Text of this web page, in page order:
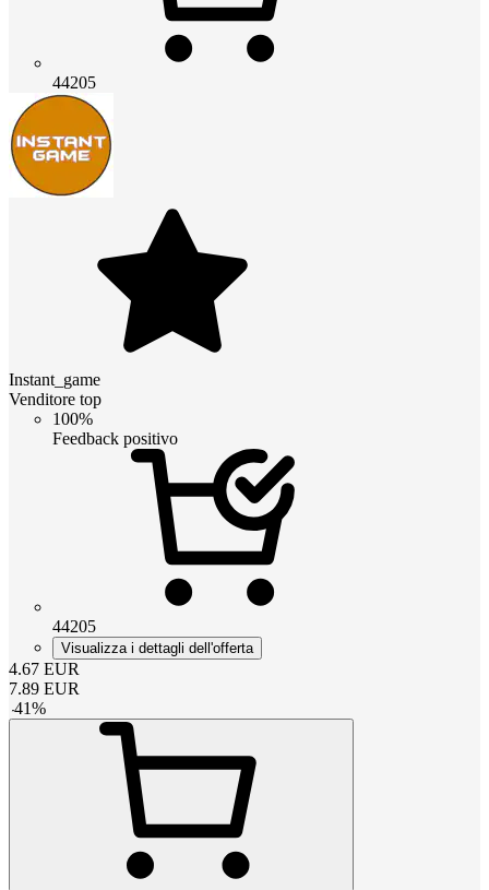
44205
Instant_game
Venditore top
100%
Feedback positivo
44205
Visualizza i dettagli dell'offerta
4.67 EUR
7.89 EUR
-41%